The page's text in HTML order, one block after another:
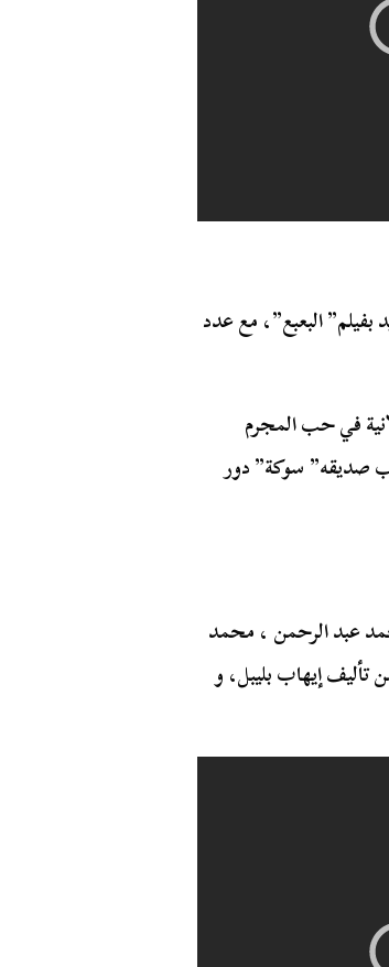
البعبع”، مع عدد
في حب المجرم
صديقه” سوكة” دور
عبد الرحمن ، محمد
إيهاب بليبل، و